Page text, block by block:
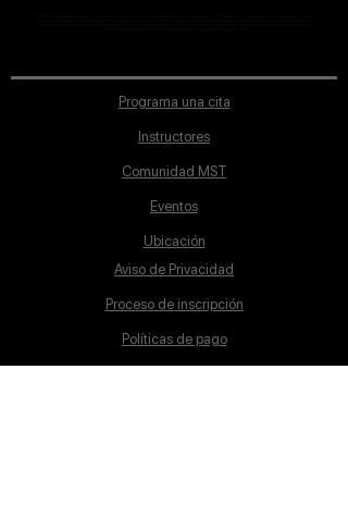
Programa una cita
Instructores
Comunidad MST
Eventos
Ubicación
Aviso de Privacidad
Proceso de inscripción
Políticas de pago